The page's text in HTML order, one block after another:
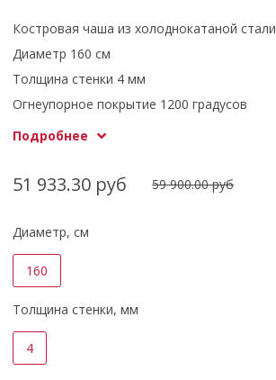
Костровая чаша из холоднокатаной стали
Диаметр 160 см
Толщина стенки 4 мм
Огнеупорное покрытие 1200 градусов
Защитный круг оплачивается отдельно
Подробнее
51 933.30 руб 59 900.00 руб
Диаметр, см
160
Толщина стенки, мм
4